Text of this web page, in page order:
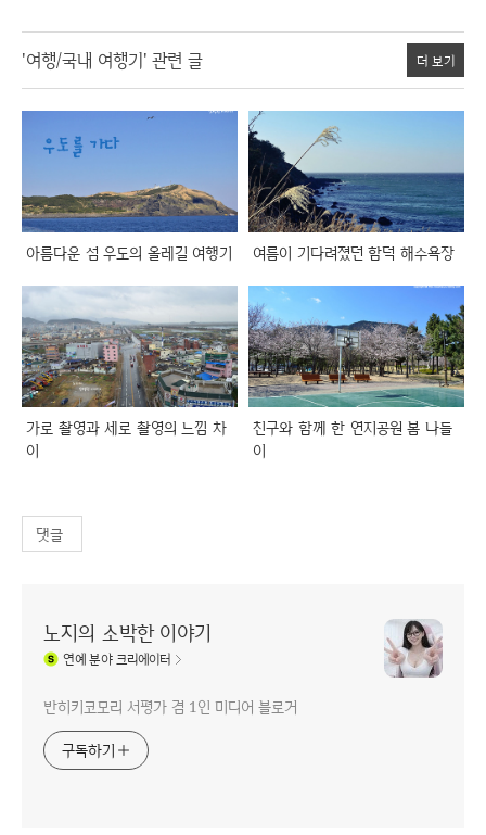
'여행/국내 여행기' 관련 글 더 보기
아름다운 섬 우도의 올레길 여행기 여름이 기다려졌던 함덕 해수욕장
가로 촬영과 세로 촬영의 느낌 차
이
친구와 함께 한 연지공원 봄 나들
이
댓글
노지의 소박한 이야기
연예분야 크리에이터
반히키코모리 서평가 겸 1인 미디어 블로거
구독하기